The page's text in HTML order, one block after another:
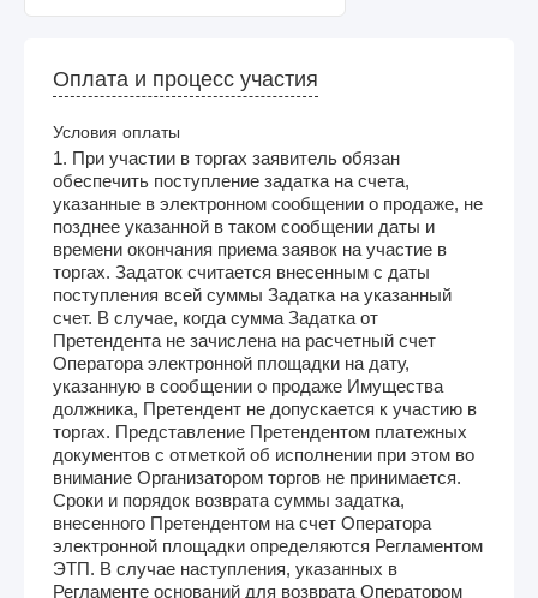
Оплата и процесс участия
Условия оплаты
1. При участии в торгах заявитель обязан
обеспечить поступление задатка на счета,
указанные в электронном сообщении о продаже, не
позднее указанной в таком сообщении даты и
времени окончания приема заявок на участие в
торгах. Задаток считается внесенным с даты
поступления всей суммы Задатка на указанный
счет. В случае, когда сумма Задатка от
Претендента не зачислена на расчетный счет
Оператора электронной площадки на дату,
указанную в сообщении о продаже Имущества
должника, Претендент не допускается к участию в
торгах. Представление Претендентом платежных
документов с отметкой об исполнении при этом во
внимание Организатором торгов не принимается.
Сроки и порядок возврата суммы задатка,
внесенного Претендентом на счет Оператора
электронной площадки определяются Регламентом
ЭТП. В случае наступления, указанных в
Регламенте оснований для возврата Оператором